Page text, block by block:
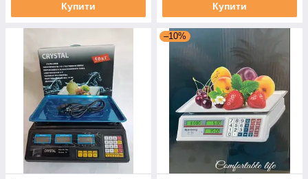
Купити Купити
–10%